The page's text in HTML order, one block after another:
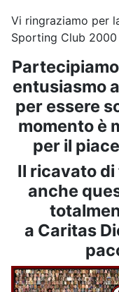
Vi ringraziamo per
Sporting Club 2000
entusiasmo
per essere
momento è
per il
Il ricavato
anche
a Caritas